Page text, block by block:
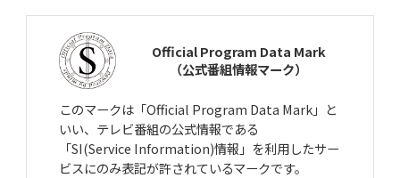
Official Program Data Mark
（公式番組情報マーク）
このマークは「Official Program Data Mark」と
いい、テレビ番組の公式情報である
「SI(Service Information)情報」を利用したサー
ビスにのみ表記が許されているマークです。